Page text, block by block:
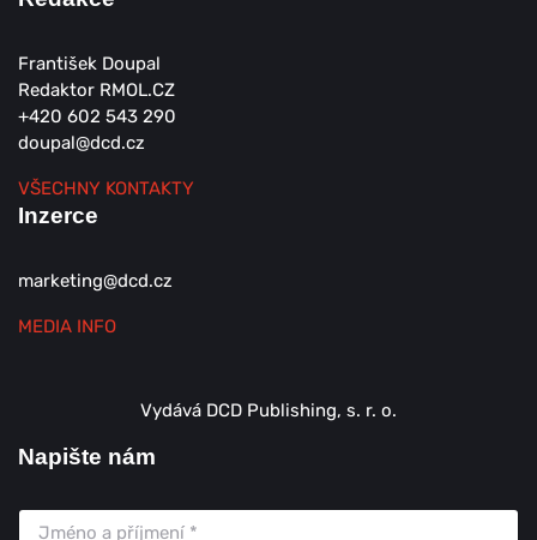
František Doupal
Redaktor RMOL.CZ
+420 602 543 290
doupal@dcd.cz
VŠECHNY KONTAKTY
Inzerce
marketing@dcd.cz
MEDIA INFO
Vydává DCD Publishing, s. r. o.
Napište nám